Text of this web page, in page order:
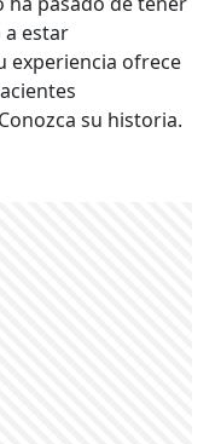
estar
experiencia ofrece
su historia.